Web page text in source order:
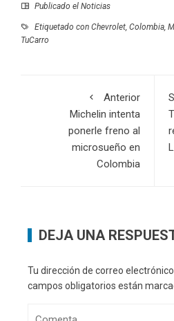
Publicado el Noticias
Etiquetado con Chevrolet Colombia
TuCarro
Anterior
Michelin intenta
ponerle freno al
microsueño en
Colombia
DEJA UNA
Tu dirección de correo
campos obligatorios están